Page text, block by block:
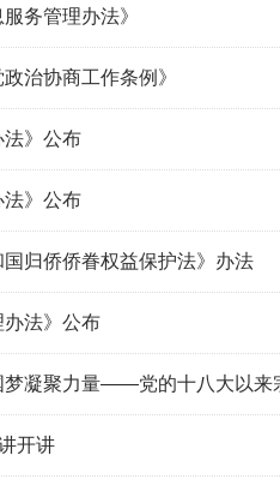
务管理办法》
治协商工作条例》
法》公布
法》公布
归侨侨眷权益保护法》办法
办法》公布
梦凝聚力量——党的十八大以来
开讲